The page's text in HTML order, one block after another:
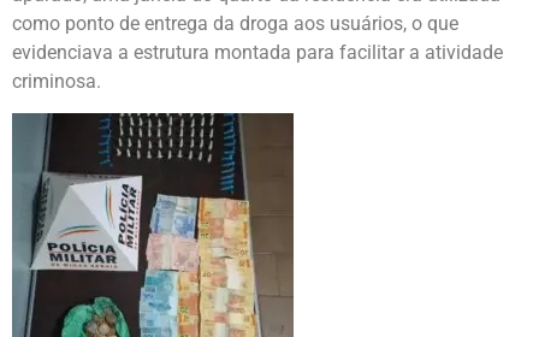
como ponto de entrega da droga aos usuários, o que
evidenciava a estrutura montada para facilitar a atividade
criminosa.